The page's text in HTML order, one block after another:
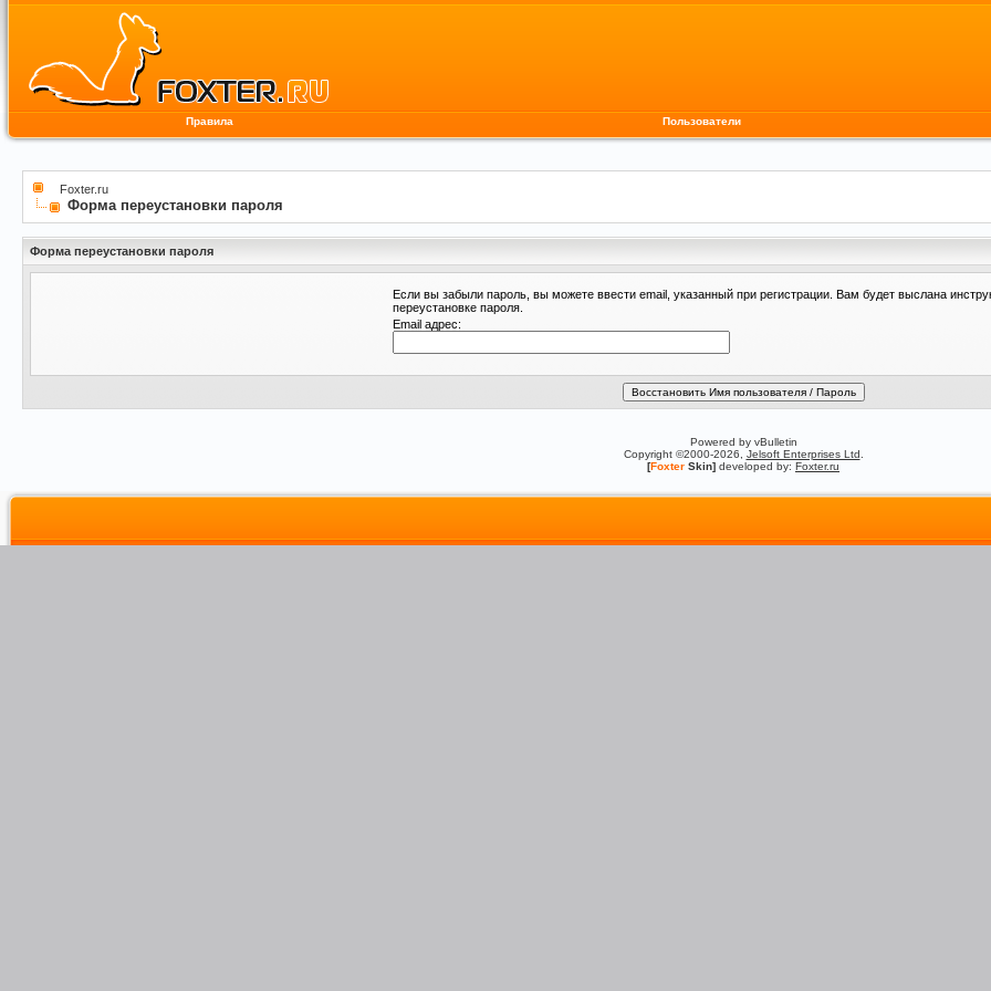
Правила Пользователи
Foxter.ru
Форма переустановки пароля
Форма переустановки пароля
Если вы забыли пароль, вы можете ввести email, указанный при регистрации. Вам будет выслана
переустановке пароля.
Email адрес:
Powered by vBulletin
Copyright ©2000-2026, Jelsoft Enterprises Ltd
[Foxter Skin] developed by: Foxter.ru